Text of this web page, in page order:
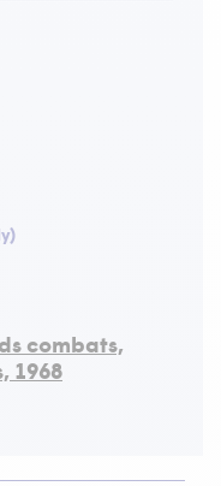
combats,
1968